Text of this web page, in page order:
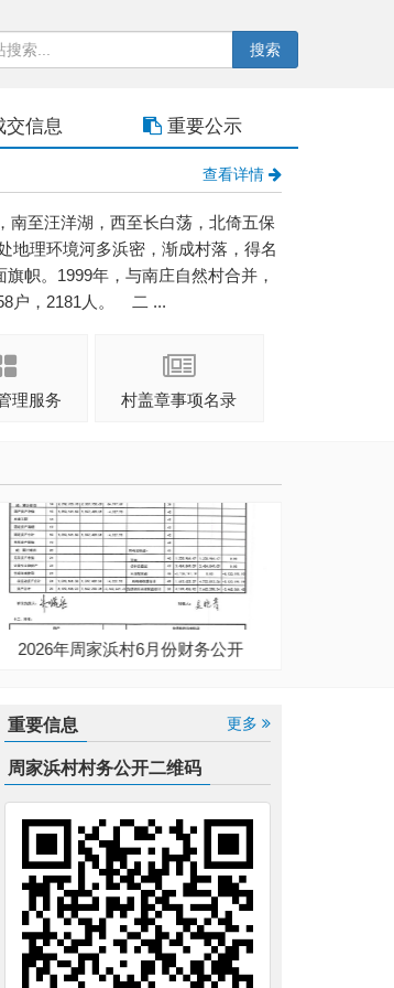
搜索
信息 重要公示
查看详情
至汪洋湖，西至长白荡，北倚五保
地理环境河多浜密，渐成村落，得名
帜。1999年，与南庄自然村合并，
户，2181人。 二 ...
理服务 村盖章事项名录
重要信息 更多
周家浜村村务公开二维码